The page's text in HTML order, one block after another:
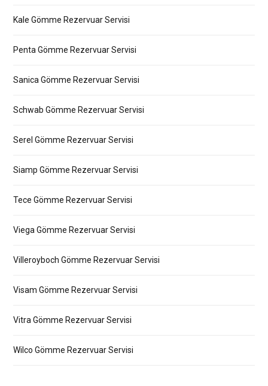
Kale Gömme Rezervuar Servisi
Penta Gömme Rezervuar Servisi
Sanica Gömme Rezervuar Servisi
Schwab Gömme Rezervuar Servisi
Serel Gömme Rezervuar Servisi
Siamp Gömme Rezervuar Servisi
Tece Gömme Rezervuar Servisi
Viega Gömme Rezervuar Servisi
Villeroyboch Gömme Rezervuar Servisi
Visam Gömme Rezervuar Servisi
Vitra Gömme Rezervuar Servisi
Wilco Gömme Rezervuar Servisi